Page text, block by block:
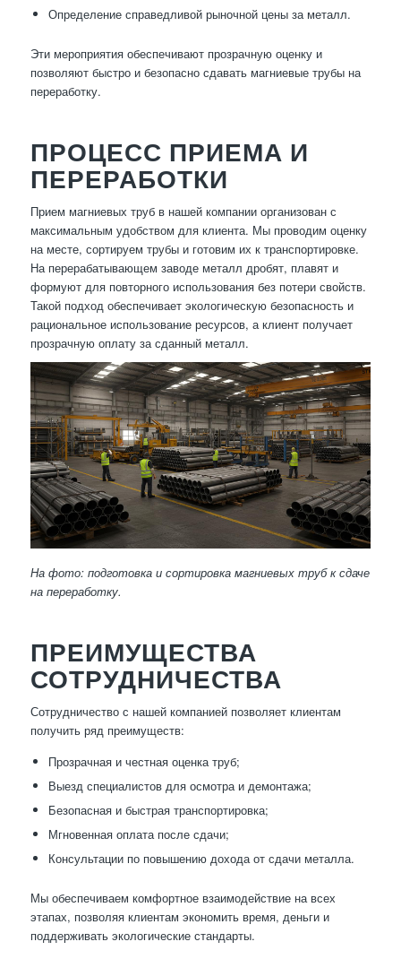
Определение справедливой рыночной цены за металл.
Эти мероприятия обеспечивают прозрачную оценку и
позволяют быстро и безопасно сдавать магниевые трубы на
переработку.
ПРОЦЕСС ПРИЕМА И
ПЕРЕРАБОТКИ
Прием магниевых труб в нашей компании организован с
максимальным удобством для клиента. Мы проводим оценку
на месте, сортируем трубы и готовим их к транспортировке.
На перерабатывающем заводе металл дробят, плавят и
формуют для повторного использования без потери свойств.
Такой подход обеспечивает экологическую безопасность и
рациональное использование ресурсов, а клиент получает
прозрачную оплату за сданный металл.
На фото: подготовка и сортировка магниевых труб к сдаче
на переработку.
ПРЕИМУЩЕСТВА
СОТРУДНИЧЕСТВА
Сотрудничество с нашей компанией позволяет клиентам
получить ряд преимуществ:
Прозрачная и честная оценка труб;
Выезд специалистов для осмотра и демонтажа;
Безопасная и быстрая транспортировка;
Мгновенная оплата после сдачи;
Консультации по повышению дохода от сдачи металла.
Мы обеспечиваем комфортное взаимодействие на всех
этапах, позволяя клиентам экономить время, деньги и
поддерживать экологические стандарты.